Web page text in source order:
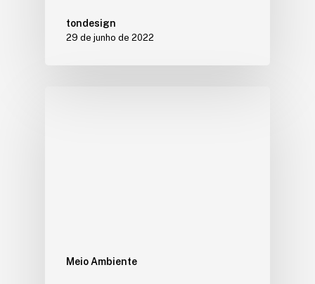
tondesign
29 de junho de 2022
Meio Ambiente